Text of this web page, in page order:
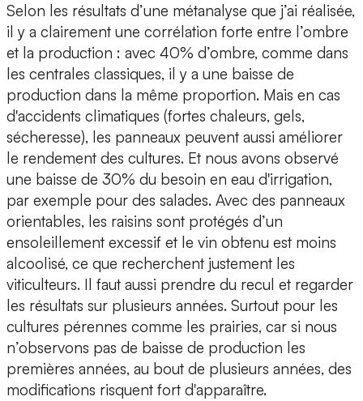
Selon les résultats d’une métanalyse que j’ai réalisée,
il y a clairement une corrélation forte entre l’ombre
et la production : avec 40% d’ombre, comme dans
les centrales classiques, il y a une baisse de
production dans la même proportion. Mais en cas
d'accidents climatiques (fortes chaleurs, gels,
sécheresse), les panneaux peuvent aussi améliorer
le rendement des cultures. Et nous avons observé
une baisse de 30% du besoin en eau d'irrigation,
par exemple pour des salades. Avec des panneaux
orientables, les raisins sont protégés d’un
ensoleillement excessif et le vin obtenu est moins
alcoolisé, ce que recherchent justement les
viticulteurs. Il faut aussi prendre du recul et regarder
les résultats sur plusieurs années. Surtout pour les
cultures pérennes comme les prairies, car si nous
n’observons pas de baisse de production les
premières années, au bout de plusieurs années, des
modifications risquent fort d'apparaître.